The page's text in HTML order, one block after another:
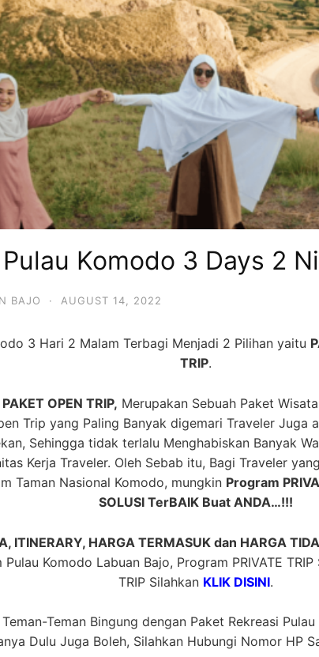
Komodo 3 Days 2
BAJO · AUGUST 14, 2022
3 Hari 2 Malam Terbagi Menjadi 2 Pilihan yaitu
TRIP.
OPEN TRIP, Merupakan Sebuah Paket
Trip yang Paling Banyak digemari Traveler Juga
Sehingga tidak terlalu Menghabiskan Banyak
Kerja Traveler. Oleh Sebab itu, Bagi Traveler
Taman Nasional Komodo, mungkin Program
SOLUSI TerBAIK Buat ANDA…!!!
ITINERARY, HARGA TERMASUK dan HARGA
Komodo Labuan Bajo, Program PRIVATE TRIP
TRIP Silahkan KLIK DISINI.
Teman Bingung dengan Paket Rekreasi
Dulu Juga Boleh, Silahkan Hubungi Nomor HP